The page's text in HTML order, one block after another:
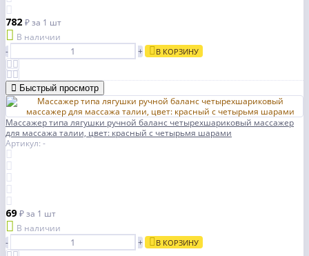
782 ₽за 1 шт
В наличии
-
+ В КОРЗИНУ
Быстрый просмотр
Массажер типа лягушки ручной баланс четырехшариковый массажер
для массажа талии, цвет: красный с четырьмя шарами
Артикул: -
69₽за 1 шт
В наличии
-
+ В КОРЗИНУ